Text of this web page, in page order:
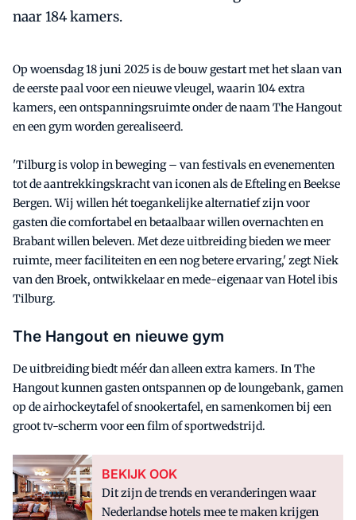
naar 184 kamers.
Op woensdag 18 juni 2025 is de bouw gestart met het slaan van
de eerste paal voor een nieuwe vleugel, waarin 104 extra
kamers, een ontspanningsruimte onder de naam The Hangout
en een gym worden gerealiseerd.
'Tilburg is volop in beweging – van festivals en evenementen
tot de aantrekkingskracht van iconen als de Efteling en Beekse
Bergen. Wij willen hét toegankelijke alternatief zijn voor
gasten die comfortabel en betaalbaar willen overnachten en
Brabant willen beleven. Met deze uitbreiding bieden we meer
ruimte, meer faciliteiten en een nog betere ervaring,' zegt Niek
van den Broek, ontwikkelaar en mede-eigenaar van Hotel ibis
Tilburg.
The Hangout en nieuwe gym
De uitbreiding biedt méér dan alleen extra kamers. In The
Hangout kunnen gasten ontspannen op de loungebank, gamen
op de airhockeytafel of snookertafel, en samenkomen bij een
groot tv-scherm voor een film of sportwedstrijd.
BEKIJK OOK
Dit zijn de trends en veranderingen waar
Nederlandse hotels mee te maken krijgen